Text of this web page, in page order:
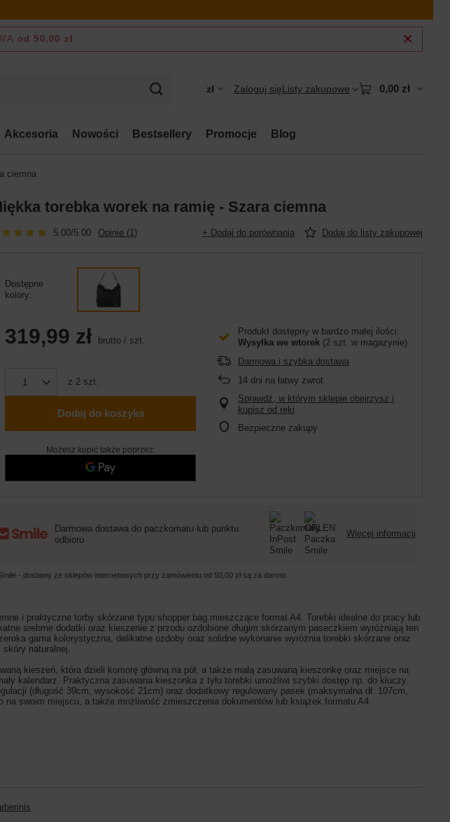
od 50,00 zł
zł Zaloguj sięListy zakupowe 0,00 zł
Akcesoria Nowości Bestsellery Promocje Blog
ciemna
torebka worek na ramię - Szara ciemna
5.00/5.00 Opinie (1) + Dodaj do porównania Dodaj do listy zakupowej
Dostępne
kolory
319,99 zł brutto / szt.
z 2 szt.
Dodaj do koszyka
Możesz kupić także poprzez:
Produkt dostępny w bardzo małej ilości
Wysyłka we wtorek (2 szt. w magazynie)
Darmowa i szybka dostawa
14 dni na łatwy zwrot
Sprawdź, w którym sklepie obejrzysz i
kupisz od ręki
Bezpieczne zakupy
Darmowa dostawa do paczkomatu lub punktu
odbioru
Więcej informacji
- dostawy ze sklepów internetowych przy zamówieniu od 50,00 zł są za darmo.
i praktyczne torby skórzane typu shopper bag mieszczące format A4. Torebki idealne do pracy lub
srebrne dodatki oraz kieszenie z przodu ozdobione długim skórzanym paseczkiem wyróżniają ten
gama kolorystyczna, delikatne ozdoby oraz solidne wykonanie wyróżnia torebki skórzane oraz
naturalnej.
kieszeń, która dzieli komorę główną na pół, a także małą zasuwaną kieszonkę oraz miejsce na
kalendarz. Praktyczna zasuwana kieszonka z tyłu torebki umożliwi szybki dostęp np. do kluczy.
(długość 39cm, wysokość 21cm) oraz dodatkowy regulowany pasek (maksymalna dł. 107cm,
swoim miejscu, a także możliwość zmieszczenia dokumentów lub książek formatu A4.